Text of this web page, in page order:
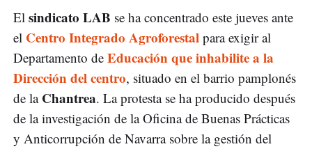
El sindicato LAB se ha concentrado este jueves ante
el Centro Integrado Agroforestal para exigir al
Departamento de Educación que inhabilite a la
Dirección del centro, situado en el barrio pamplonés
de la Chantrea. La protesta se ha producido después
de la investigación de la Oficina de Buenas Prácticas
y Anticorrupción de Navarra sobre la gestión del